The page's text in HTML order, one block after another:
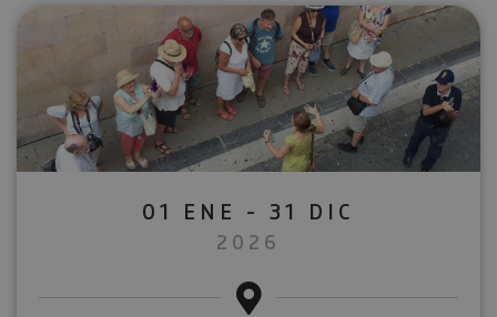
01 ENE - 31 DIC
2026